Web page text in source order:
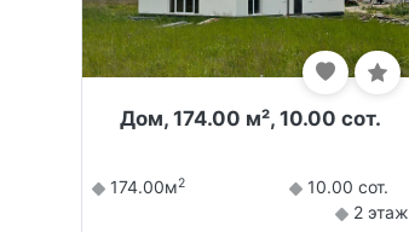
Дом, 174.00 м², 10.00 сот.
174.00м2
10.00 сот.
2 этаж